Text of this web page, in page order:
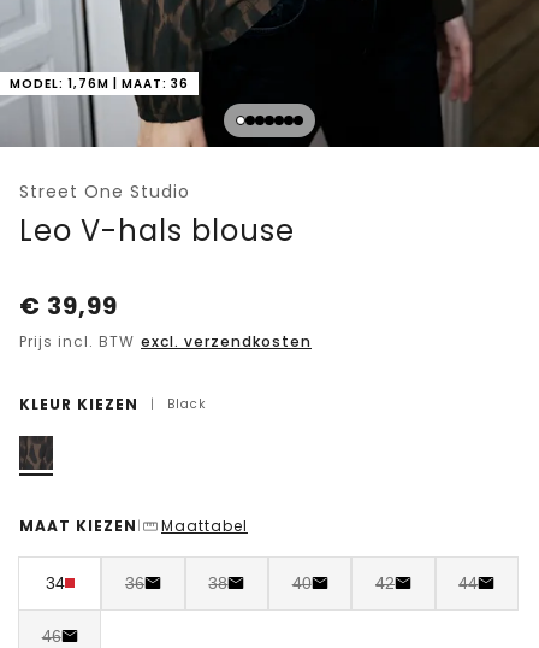
MODEL: 1,76M | MAAT: 36
Street One Studio
Leo V-hals blouse
€ 39,99
Prijs incl. BTW excl. verzendkosten
KLEUR KIEZEN | Black
MAAT KIEZEN | Maattabel
34 36 38 40 42 44
46